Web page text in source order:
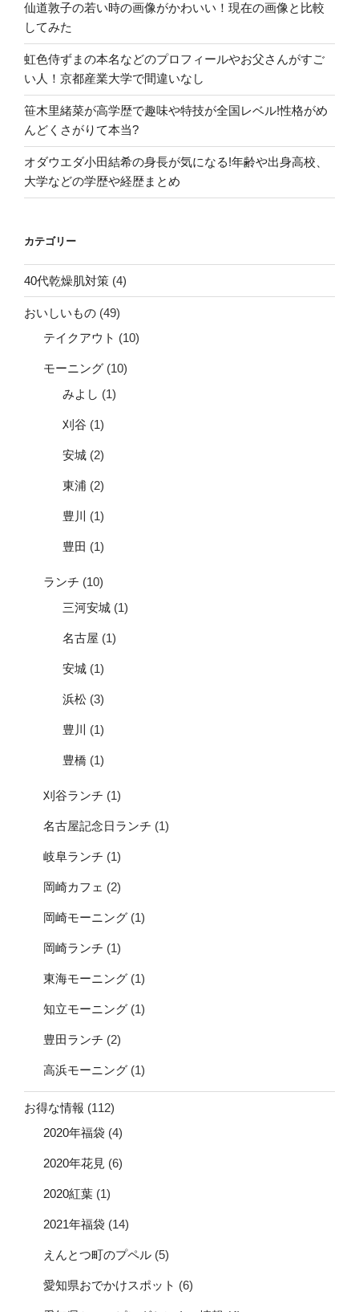
仙道敦子の若い時の画像がかわいい！現在の画像と比較
してみた
虹色侍ずまの本名などのプロフィールやお父さんがすご
い人！京都産業大学で間違いなし
笹木里緒菜が高学歴で趣味や特技が全国レベル!性格がめ
んどくさがりて本当?
オダウエダ小田結希の身長が気になる!年齢や出身高校、
大学などの学歴や経歴まとめ
カテゴリー
40代乾燥肌対策 (4)
おいしいもの (49)
テイクアウト (10)
モーニング (10)
みよし (1)
刈谷 (1)
安城 (2)
東浦 (2)
豊川 (1)
豊田 (1)
ランチ (10)
三河安城 (1)
名古屋 (1)
安城 (1)
浜松 (3)
豊川 (1)
豊橋 (1)
刈谷ランチ (1)
名古屋記念日ランチ (1)
岐阜ランチ (1)
岡崎カフェ (2)
岡崎モーニング (1)
岡崎ランチ (1)
東海モーニング (1)
知立モーニング (1)
豊田ランチ (2)
高浜モーニング (1)
お得な情報 (112)
2020年福袋 (4)
2020年花見 (6)
2020紅葉 (1)
2021年福袋 (14)
えんとつ町のプペル (5)
愛知県おでかけスポット (6)